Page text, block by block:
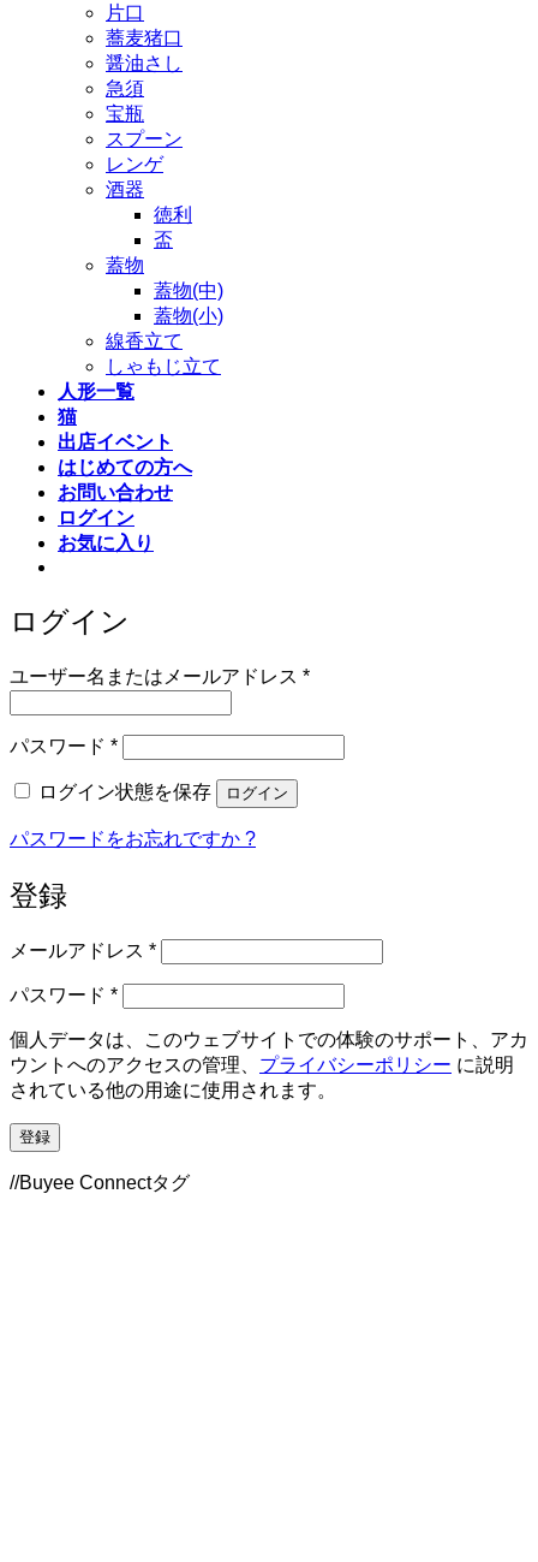
片口
蕎麦猪口
醤油さし
急須
宝瓶
スプーン
レンゲ
酒器
徳利
盃
蓋物
蓋物(中)
蓋物(小)
線香立て
しゃもじ立て
人形一覧
猫
出店イベント
はじめての方へ
お問い合わせ
ログイン
お気に入り
ログイン
ユーザー名またはメールアドレス *必
パスワード *必
ログイン状態を保存
ログイン
パスワードをお忘れですか ?
登録
メールアドレス *必
パスワード *必
個人データは、このウェブサイトでの体験のサポート、アカ
ウントへのアクセスの管理、 プライバシーポリシー に説明
されている他の用途に使用されます。
登録
//Buyee Connectタグ